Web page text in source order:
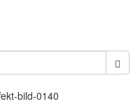
bild-0140